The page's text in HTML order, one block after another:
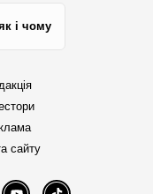
і чому
сайту